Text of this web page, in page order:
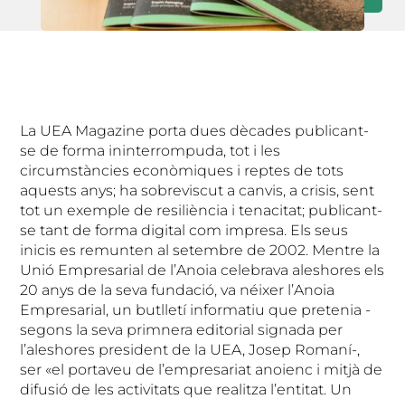
La UEA Magazine porta dues dècades publicant-
se de forma ininterrompuda, tot i les
circumstàncies econòmiques i reptes de tots
aquests anys; ha sobreviscut a canvis, a crisis, sent
tot un exemple de resiliència i tenacitat; publicant-
se tant de forma digital com impresa. Els seus
inicis es remunten al setembre de 2002. Mentre la
Unió Empresarial de l’Anoia celebrava aleshores els
20 anys de la seva fundació, va néixer l’Anoia
Empresarial, un butlletí informatiu que pretenia -
segons la seva primnera editorial signada per
l’aleshores president de la UEA, Josep Romaní-,
ser «el portaveu de l’empresariat anoienc i mitjà de
difusió de les activitats que realitza l’entitat. Un